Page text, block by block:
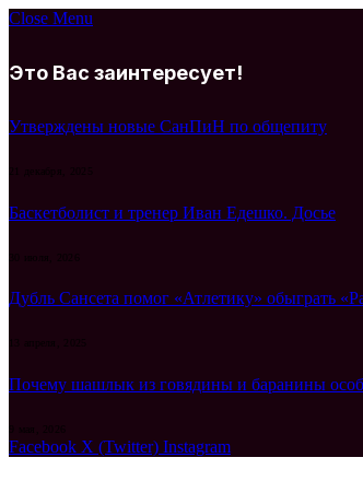
Close Menu
Это Вас заинтересует!
Утверждены новые СанПиН по общепиту
Баскетболист и тренер Иван Едешко. Досье
Дубль Сансета помог «Атлетику» обыграть
Почему шашлык из говядины и баранины
9 мая, 2026
Facebook X (Twitter) Instagram